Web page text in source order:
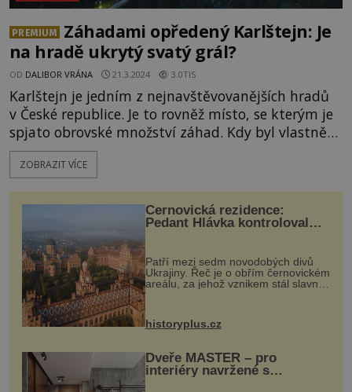
PREMIUM
Záhadami opředený Karlštejn: Je
na hradě ukrytý svatý grál?
OD DALIBOR VRÁNA 21.3.2024 3.0TIS
Karlštejn je jedním z nejnavštěvovanějších hradů
v České republice. Je to rovněž místo, se kterým je
spjato obrovské množství záhad. Kdy byl vlastně
hrad založen? Dochází na něm k paranormálním
jevům? A je možné, že se v jeho útrobách nachází
svatý grál? [gallery
ZOBRAZIT VÍCE
Černovická rezidence:
Pedant Hlávka kontroloval
Patří mezi sedm novodobých divů
Ukrajiny. Řeč je o obřím černovickém
areálu, za jehož vznikem stál slavný
český architekt Josef Hlávka. Ten si
na něm dal mimořádně záležet. Jeho
stavební plány by při ...
historyplus.cz
Dveře MASTER – pro
interiéry navržené s
rozumem i vášní!